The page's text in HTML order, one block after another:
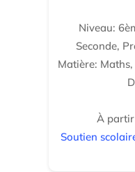
Niveau:
Seconde,
Matière:
À
Soutien